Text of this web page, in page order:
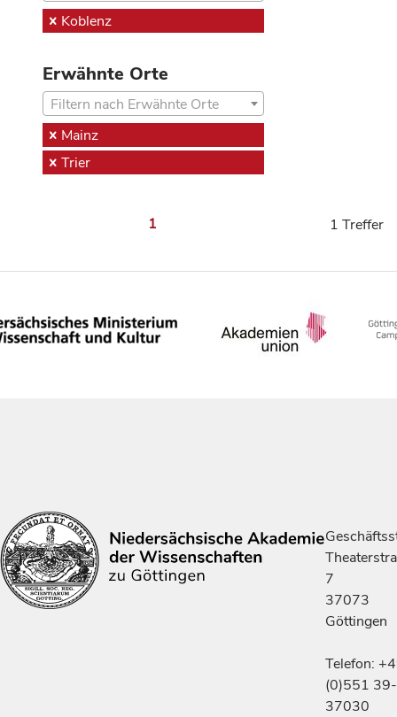
Koblenz
Erwähnte Orte
Filtern nach Erwähnte Orte
Mainz
Trier
1 1 Treffer
7
37073
Göttingen
Telefon:
(0)551 39-
37030